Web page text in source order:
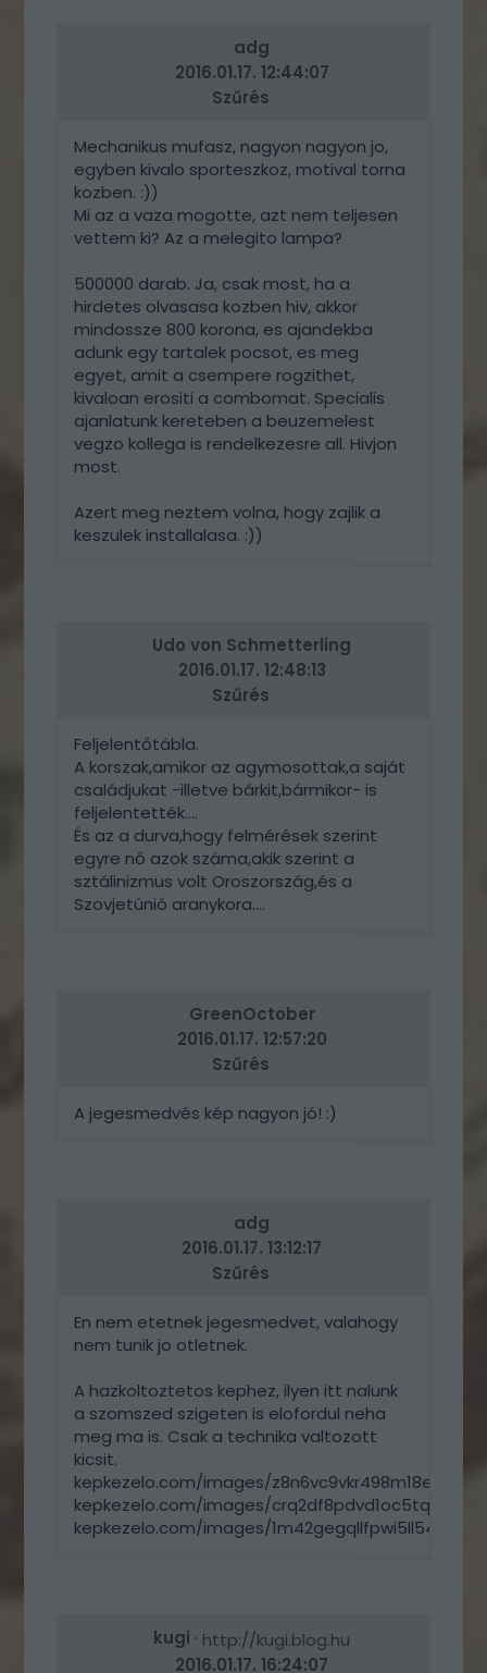
adg
2016.01.17. 12:44:07
Szűrés
Mechanikus mufasz, nagyon nagyon jo,
egyben kivalo sporteszkoz, motival torna
kozben. :))
Mi az a vaza mogotte, azt nem teljesen
vettem ki? Az a melegito lampa?
500000 darab. Ja, csak most, ha a
hirdetes olvasasa kozben hiv, akkor
mindossze 800 korona, es ajandekba
adunk egy tartalek pocsot, es meg
egyet, amit a csempere rogzithet,
kivaloan erositi a combomat. Specialis
ajanlatunk kereteben a beuzemelest
vegzo kollega is rendelkezesre all. Hivjon
most.
Azert meg neztem volna, hogy zajlik a
keszulek installalasa. :))
Udo von Schmetterling
2016.01.17. 12:48:13
Szűrés
Feljelentőtábla.
A korszak,amikor az agymosottak,a saját
családjukat -illetve bárkit,bármikor- is
feljelentették....
És az a durva,hogy felmérések szerint
egyre nő azok száma,akik szerint a
sztálinizmus volt Oroszország,és a
Szovjetúnió aranykora....
GreenOctober
2016.01.17. 12:57:20
Szűrés
A jegesmedvés kép nagyon jó! :)
adg
2016.01.17. 13:12:17
Szűrés
En nem etetnek jegesmedvet, valahogy
nem tunik jo otletnek.
A hazkoltoztetos kephez, ilyen itt nalunk
a szomszed szigeten is elofordul neha
meg ma is. Csak a technika valtozott
kicsit.
kepkezelo.com/images/z8n6vc9vkr498m18e9al.jpg
kepkezelo.com/images/crq2df8pdvd1oc5tq1b3.jpg
kepkezelo.com/images/1m42gegqllfpwi5ll548.jpg
kugi · http://kugi.blog.hu
2016.01.17. 16:24:07